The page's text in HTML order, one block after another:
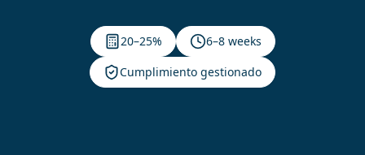
20–25%
6–8 weeks
Cumplimiento gestionado